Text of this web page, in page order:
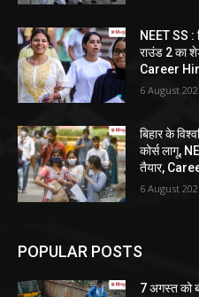
NEET SS :
राउंड 2 का
Career
6 August
बिहार के
कोर्स लागू,
तैयार,
6 August
POPULAR POSTS
7 अगस्त को